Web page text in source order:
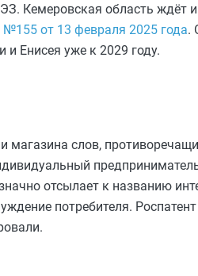
Кемеровская область ждёт
№155 от 13 февраля 2025 года.
Енисея уже к 2029 году.
магазина слов,
отсылает к названию
потребителя.